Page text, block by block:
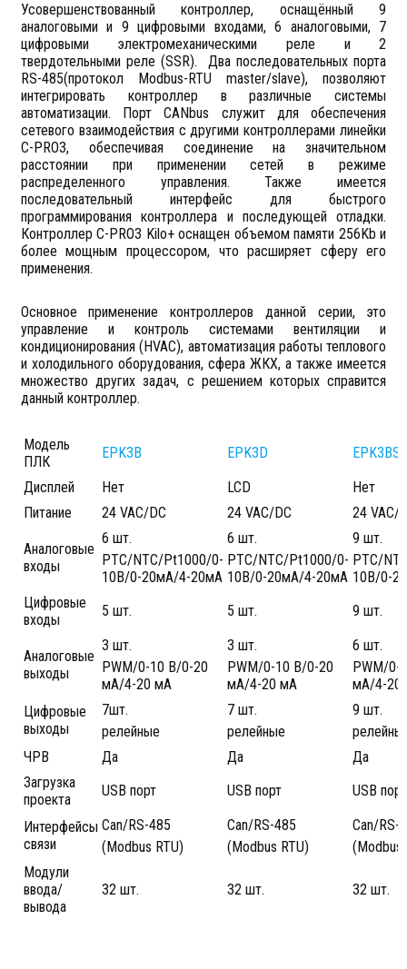
Усовершенствованный контроллер, оснащённый 9
аналоговыми и 9 цифровыми входами, 6 аналоговыми, 7
цифровыми электромеханическими реле и 2
твердотельными реле (SSR). Два последовательных порта
RS-485(протокол Modbus-RTU master/slave), позволяют
интегрировать контроллер в различные системы
автоматизации. Порт CANbus служит для обеспечения
сетевого взаимодействия с другими контроллерами линейки
C-PRO3, обеспечивая соединение на значительном
расстоянии при применении сетей в режиме
распределенного управления. Также имеется
последовательный интерфейс для быстрого
программирования контроллера и последующей отладки.
Контроллер C-PRO3 Kilo+ оснащен объемом памяти 256Kb и
более мощным процессором, что расширяет сферу его
применения.
Основное применение контроллеров данной серии, это
управление и контроль системами вентиляции и
кондиционирования (HVAC), автоматизация работы теплового
и холодильного оборудования, сфера ЖКХ, а также имеется
множество других задач, с решением которых справится
данный контроллер.
Модель
ПЛК
EPK3B EPK3D
Дисплей
Нет LCD
Нет
Питание
24 VAC/DC 24 VAC/DC 24 VAC/
Аналоговые
входы
6 шт.
PTC/NTC/Pt1000/0-
10В/0-20мА/4-20мА
6 шт.
PTC/NTC/Pt1000/0-
10В/0-20мА/4-20мА
9 шт.
PTC/
10В/0-
Цифровые
входы
5 шт. 5 шт. 9 шт.
Аналоговые
выходы
3 шт.
PWM/0-10 В/0-20
мА/4-20 мА
3 шт.
PWM/0-10 В/0-20
мА/4-20 мА
6 шт.
PWM/0-
мА/4-20
Цифровые
выходы
7шт.
релейные
7 шт.
релейные
9 шт.
ЧРВ
Да Да
Да
Загрузка
проекта
USB порт USB порт USB порт
Интерфейсы
связи
Can/RS-485
(Modbus RTU)
Can/RS-485
(Modbus RTU)
Can/RS-
(Modbus
Модули
ввода/
вывода
32 шт. 32 шт. 32 шт.